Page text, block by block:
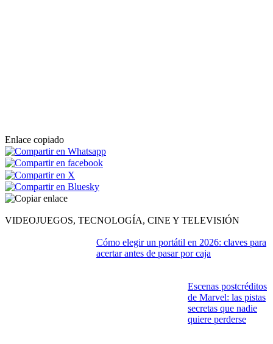
Enlace copiado
VIDEOJUEGOS, TECNOLOGÍA, CINE Y TELEVISIÓN
Cómo elegir un portátil en 2026: claves para
acertar antes de pasar por caja
Escenas postcréditos
de Marvel: las pistas
secretas que nadie
quiere perderse